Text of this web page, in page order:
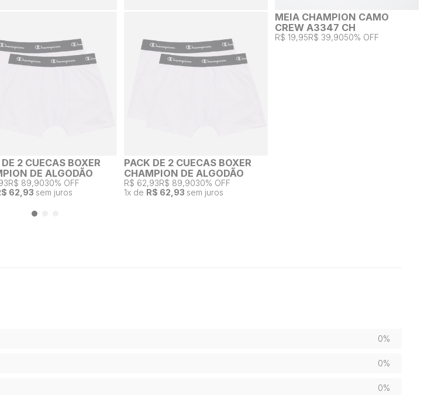
2 CUECAS BOXER
DE ALGODÃO
R$ 89,9030% OFF
62,93 sem juros
PACK DE 2 CUECAS BOXER
CHAMPION DE ALGODÃO
R$ 62,93R$ 89,9030% OFF
1x de R$ 62,93 sem juros
MEIA CHAMPION CAMO
CREW A3347 CH
R$ 19,95R$ 39,9050% OFF
0%
0%
0%